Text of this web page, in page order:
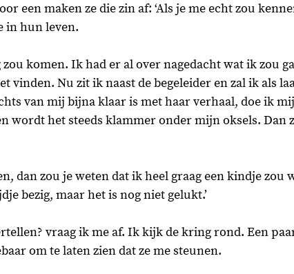
een maken ze die zin af: ‘Als je me echt zou
in hun leven.
komen. Ik had er al over nagedacht wat ik zou
vinden. Nu zit ik naast de begeleider en zal ik als
van mij bijna klaar is met haar verhaal, doe ik
wordt het steeds klammer onder mijn oksels. Dan
dan zou je weten dat ik heel graag een kindje zou
bezig, maar het is nog niet gelukt.’
vraag ik me af. Ik kijk de kring rond. Een
om te laten zien dat ze me steunen.